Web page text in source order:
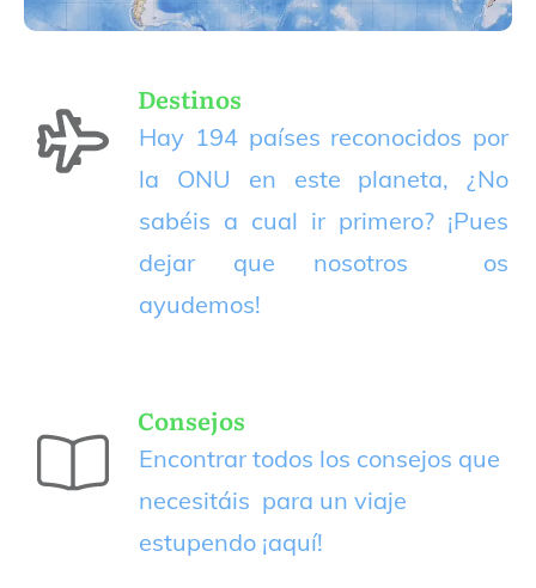
Destinos
Hay 194 países reconocidos por
la ONU en este planeta, ¿No
sabéis a cual ir primero? ¡Pues
dejar que nosotros os
ayudemos!
Consejos
Encontrar todos los consejos que
necesitáis para un viaje
estupendo ¡aquí!